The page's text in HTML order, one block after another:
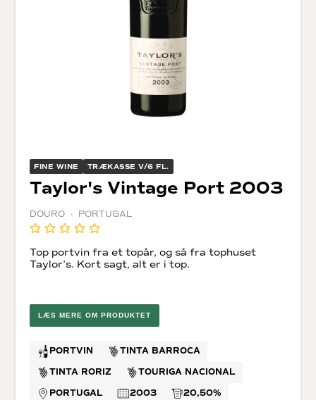
FINE WINE TRÆKASSE V/6 FL.
Taylor's Vintage Port 2003
DOURO · PORTUGAL
Top portvin fra et topår, og så fra tophuset
Taylor’s. Kort sagt, alt er i top.
LÆS MERE OM PRODUKTET
PORTVIN
TINTA BARROCA
TINTA RORIZ
TOURIGA NACIONAL
PORTUGAL
2003 20,50%